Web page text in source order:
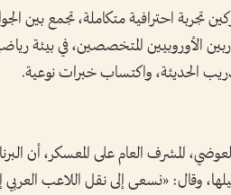
تجربة احترافية متكاملة، تجمع بين
الأوروبيين المتخصصين، في بيئة
الحديثة، واكتساب خبرات نوعية.
المشرف العام على المعسكر، أن
وقال: «نسعى إلى نقل اللاعب